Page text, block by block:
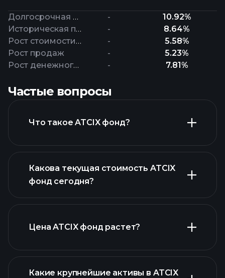
Долгосрочная прибыль -
10.92%
Историческая прибыль
-
8.64%
Рост стоимости активов
-
5.58%
Рост продаж
-
5.23%
Рост денежного потока
- 7.81%
Частые вопросы
Что такое ATCIX фонд?
Какова текущая стоимость ATCIX
фонд сегодня?
расширенной диаграмме
Цена ATCIX фонд растет?
Какие крупнейшие активы в ATCIX